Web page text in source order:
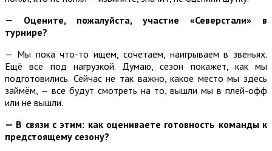
— Оцените, пожалуйста, участие «Северстали» в
турнире?
— Мы пока что-то ищем, сочетаем, наигрываем в звеньях.
Ещё все под нагрузкой. Думаю, сезон покажет, как мы
подготовились. Сейчас не так важно, какое место мы здесь
займём, — все будут смотреть на то, вышли мы в плей-офф
или не вышли.
— В связи с этим: как оцениваете готовность команды к
предстоящему сезону?